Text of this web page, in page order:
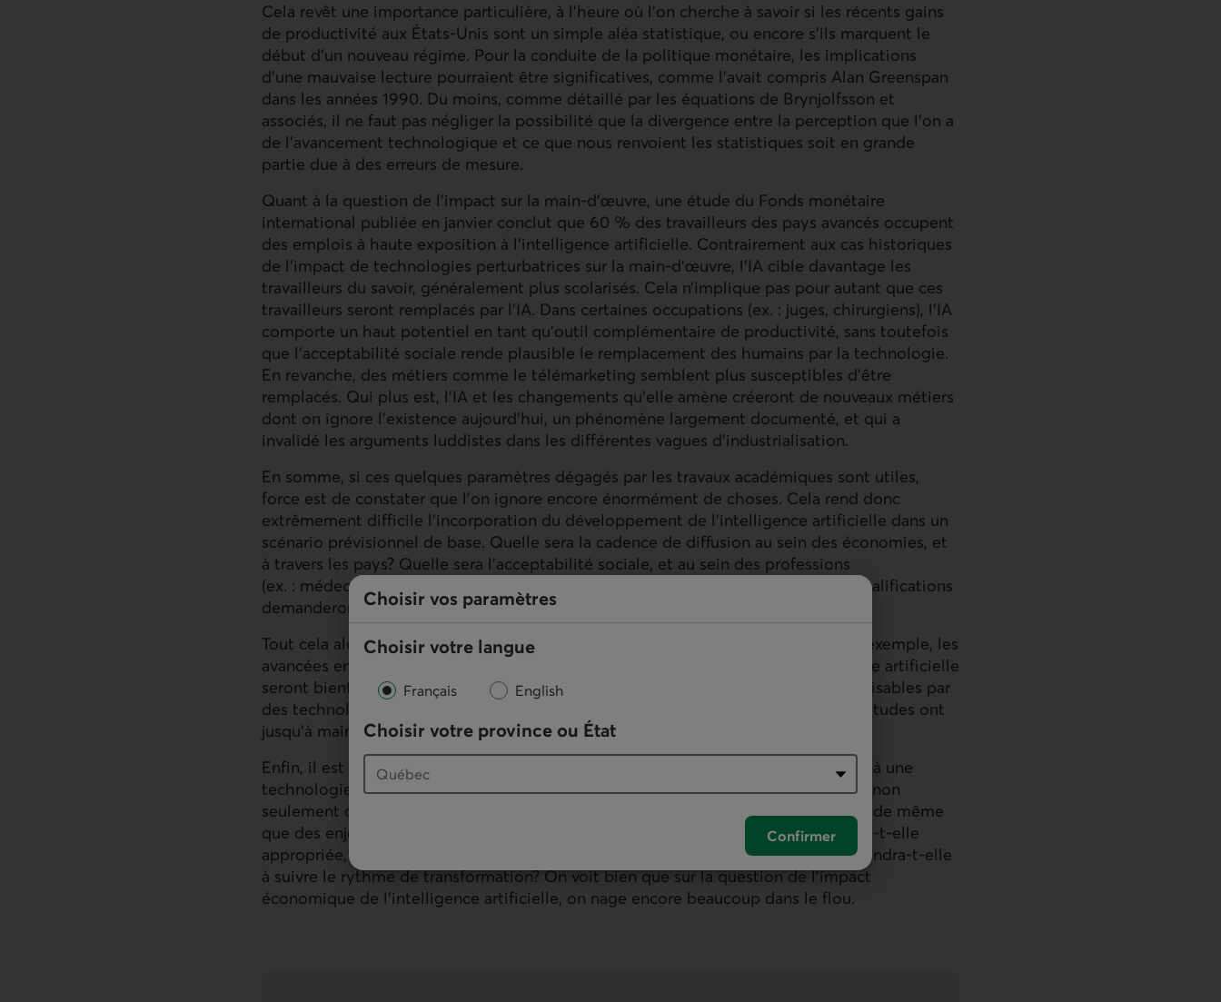
Choisir vos paramètres
Choisir votre langue
Français English
Choisir votre province ou État
Confirmer
Cela revêt une importance particulière, à l’heure où l’on cherche à savoir si les récents gains
de productivité aux États-Unis sont un simple aléa statistique, ou encore s’ils marquent le
début d’un nouveau régime. Pour la conduite de la politique monétaire, les implications
d’une mauvaise lecture pourraient être significatives, comme l’avait compris Alan Greenspan
dans les années 1990. Du moins, comme détaillé par les équations de Brynjolfsson et
associés, il ne faut pas négliger la possibilité que la divergence entre la perception que l’on a
de l’avancement technologique et ce que nous renvoient les statistiques soit en grande
partie due à des erreurs de mesure.
Quant à la question de l’impact sur la main-d’œuvre, une étude du Fonds monétaire
international publiée en janvier conclut que 60 % des travailleurs des pays avancés occupent
des emplois à haute exposition à l’intelligence artificielle. Contrairement aux cas historiques
de l’impact de technologies perturbatrices sur la main-d’œuvre, l’IA cible davantage les
travailleurs du savoir, généralement plus scolarisés. Cela n’implique pas pour autant que ces
travailleurs seront remplacés par l’IA. Dans certaines occupations (ex. : juges, chirurgiens), l’IA
comporte un haut potentiel en tant qu’outil complémentaire de productivité, sans toutefois
que l’acceptabilité sociale rende plausible le remplacement des humains par la technologie.
En revanche, des métiers comme le télémarketing semblent plus susceptibles d’être
remplacés. Qui plus est, l’IA et les changements qu’elle amène créeront de nouveaux métiers
dont on ignore l’existence aujourd’hui, un phénomène largement documenté, et qui a
invalidé les arguments luddistes dans les différentes vagues d’industrialisation.
En somme, si ces quelques paramètres dégagés par les travaux académiques sont utiles,
force est de constater que l’on ignore encore énormément de choses. Cela rend donc
extrêmement difficile l’incorporation du développement de l’intelligence artificielle dans un
scénario prévisionnel de base. Quelle sera la cadence de diffusion au sein des économies, et
à travers les pays? Quelle sera l’acceptabilité sociale, et au sein des professions
(ex. : médecine)? À quelle vitesse les nouveaux emplois arriveront-ils et quelles qualifications
demanderont-ils?
Tout cela alors que la technologie elle-même se développe à grande vitesse. Par exemple, les
avancées en robotique font croire que des robots humanoïdes dotés d’intelligence artificielle
seront bientôt commercialisables, ce qui viendrait alors augmenter les tâches réalisables par
des technologies dans des métiers physiques (ex. : paysagistes), métiers que les études ont
jusqu’à maintenant qualifiés de peu exposés.
Enfin, il est difficile de connaître la trajectoire que prendra la réglementation face à une
technologie dont la puissance constitue une arme à double tranchant qui évoque non
seulement des risques de cybersécurité, mais aussi l’accroissement des inégalités de même
que des enjeux éthiques et existentiels encore plus larges. La réglementation sera-t-elle
appropriée, insuffisante ou excessive? Sera-t-elle uniforme à l’international? Parviendra-t-elle
à suivre le rythme de transformation? On voit bien que sur la question de l’impact
économique de l’intelligence artificielle, on nage encore beaucoup dans le flou.